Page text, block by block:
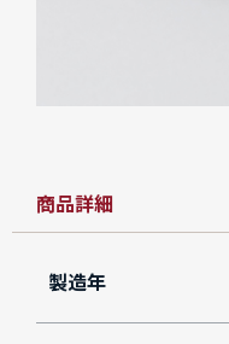
商品詳細
製造年